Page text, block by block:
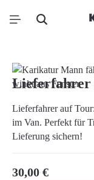
Zum Hauptinhalt
Bildergalerie
Lieferfahrer
Lieferfahrer auf
im Van. Perfekt für
Lieferung sichern!
Regulärer Preis:
30,00 €